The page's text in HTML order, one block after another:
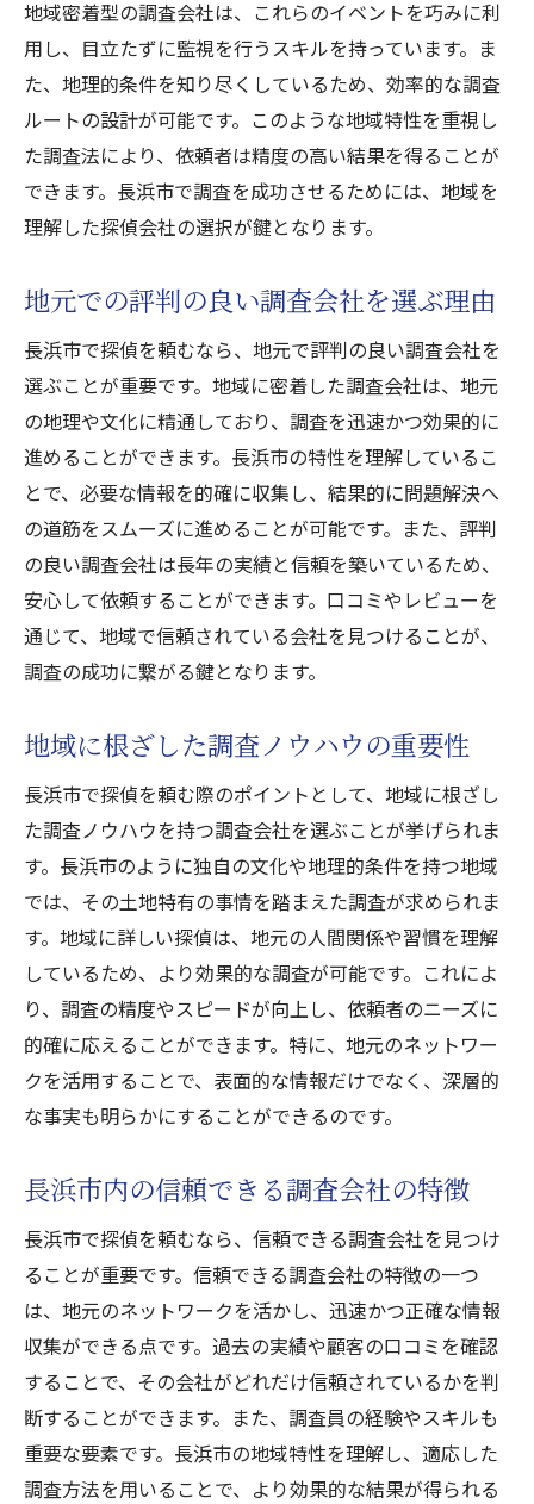
地域密着型の調査会社は、これらのイベントを巧みに利
用し、目立たずに監視を行うスキルを持っています。ま
た、地理的条件を知り尽くしているため、効率的な調査
ルートの設計が可能です。このような地域特性を重視し
た調査法により、依頼者は精度の高い結果を得ることが
できます。長浜市で調査を成功させるためには、地域を
理解した探偵会社の選択が鍵となります。
地元での評判の良い調査会社を選ぶ理由
長浜市で探偵を頼むなら、地元で評判の良い調査会社を
選ぶことが重要です。地域に密着した調査会社は、地元
の地理や文化に精通しており、調査を迅速かつ効果的に
進めることができます。長浜市の特性を理解しているこ
とで、必要な情報を的確に収集し、結果的に問題解決へ
の道筋をスムーズに進めることが可能です。また、評判
の良い調査会社は長年の実績と信頼を築いているため、
安心して依頼することができます。口コミやレビューを
通じて、地域で信頼されている会社を見つけることが、
調査の成功に繋がる鍵となります。
地域に根ざした調査ノウハウの重要性
長浜市で探偵を頼む際のポイントとして、地域に根ざし
た調査ノウハウを持つ調査会社を選ぶことが挙げられま
す。長浜市のように独自の文化や地理的条件を持つ地域
では、その土地特有の事情を踏まえた調査が求められま
す。地域に詳しい探偵は、地元の人間関係や習慣を理解
しているため、より効果的な調査が可能です。これによ
り、調査の精度やスピードが向上し、依頼者のニーズに
的確に応えることができます。特に、地元のネットワー
クを活用することで、表面的な情報だけでなく、深層的
な事実も明らかにすることができるのです。
長浜市内の信頼できる調査会社の特徴
長浜市で探偵を頼むなら、信頼できる調査会社を見つけ
ることが重要です。信頼できる調査会社の特徴の一つ
は、地元のネットワークを活かし、迅速かつ正確な情報
収集ができる点です。過去の実績や顧客の口コミを確認
することで、その会社がどれだけ信頼されているかを判
断することができます。また、調査員の経験やスキルも
重要な要素です。長浜市の地域特性を理解し、適応した
調査方法を用いることで、より効果的な結果が得られる